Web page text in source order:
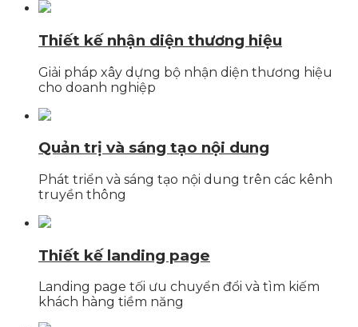
Thiết kế nhận diện thương hiệu
Giải pháp xây dựng bộ nhận diện thương hiệu
cho doanh nghiệp
Quản trị và sáng tạo nội dung
Phát triển và sáng tạo nội dung trên các kênh
truyền thông
Thiết kế landing page
Landing page tối ưu chuyển đổi và tìm kiếm
khách hàng tiềm năng